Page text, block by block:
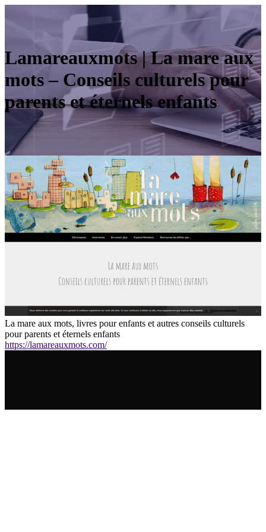
Lama­reaux­mots | La mare aux
mots – Conseils culturels pour
parents et éternels enfants
La mare aux mots, livres pour enfants et autres conseils culturels
pour parents et éternels enfants
https://lamareauxmots.com/